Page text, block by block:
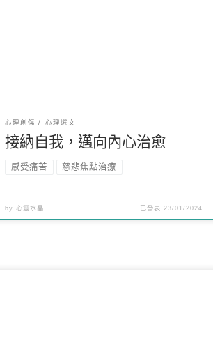
心理創傷 心理選文
接納自我，邁向內心治愈
感受痛苦 慈悲焦點治療
by心靈水晶 已發表 23/01/2024